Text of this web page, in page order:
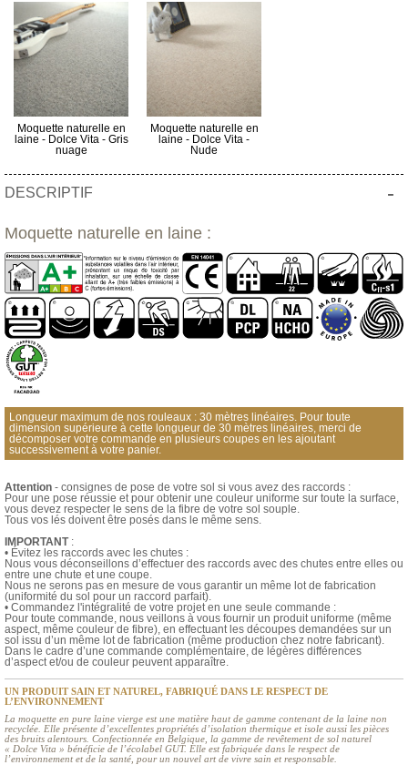
Moquette naturelle en
laine - Dolce Vita - Gris
nuage
Moquette naturelle en
laine - Dolce Vita -
Nude
DESCRIPTIF -
Moquette naturelle en laine :
Longueur maximum de nos rouleaux : 30 mètres linéaires. Pour toute
dimension supérieure à cette longueur de 30 mètres linéaires, merci de
décomposer votre commande en plusieurs coupes en les ajoutant
successivement à votre panier.
Attention - consignes de pose de votre sol si vous avez des raccords :
Pour une pose réussie et pour obtenir une couleur uniforme sur toute la surface,
vous devez respecter le sens de la fibre de votre sol souple.
Tous vos lés doivent être posés dans le même sens.
IMPORTANT:
• Évitez les raccords avec les chutes :
Nous vous déconseillons d’effectuer des raccords avec des chutes entre elles ou
entre une chute et une coupe.
Nous ne serons pas en mesure de vous garantir un même lot de fabrication
(uniformité du sol pour un raccord parfait).
• Commandez l'intégralité de votre projet en une seule commande :
Pour toute commande, nous veillons à vous fournir un produit uniforme (même
aspect, même couleur de fibre), en effectuant les découpes demandées sur un
sol issu d’un même lot de fabrication (même production chez notre fabricant).
Dans le cadre d’une commande complémentaire, de légères différences
d’aspect et/ou de couleur peuvent apparaître.
UN PRODUIT SAIN ET NATUREL, FABRIQUÉ DANS LE RESPECT DE
L’ENVIRONNEMENT
La moquette en pure laine vierge est une matière haut de gamme contenant de la laine non
recyclée. Elle présente d’excellentes propriétés d’isolation thermique et isole aussi les pièces
des bruits alentours. Confectionnée en Belgique, la gamme de revêtement de sol naturel
« Dolce Vita » bénéficie de l’écolabel GUT. Elle est fabriquée dans le respect de
l’environnement et de la santé, pour un nouvel art de vivre sain et responsable.